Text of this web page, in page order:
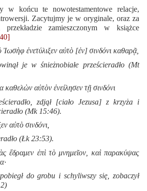
w końcu te nowotestamentowe relacje,
Zacytujmy je w oryginale, oraz za
przekładzie zamieszczonym w książce
ἐνετύλιξεν αὐτὸ [ἐν] σινδόνι καθαρᾷ,
je w śnieżnobiałe prześcieradło (Mt
καθελὼν αὐτὸν ἐνείλησεν τῇ σινδόνι
zdjął [ciało Jezusa] z krzyża i
(Mk 15:46).
αὐτὸ σινδόνι,
(Łk 23:53).
ἔδραμεν ἐπὶ τὸ μνημεῖον, καὶ παρακύψας
do grobu i schyliwszy się, zobaczył